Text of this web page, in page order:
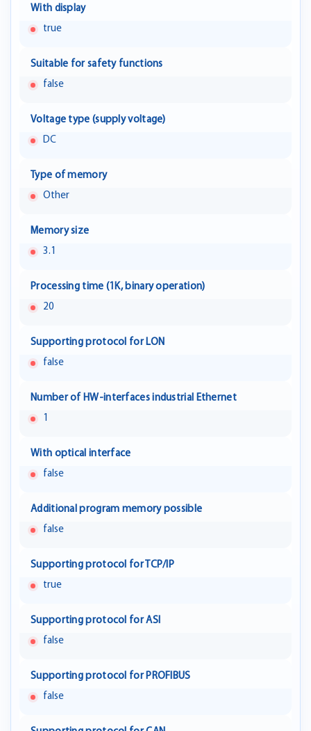
With display
true
Suitable for safety functions
false
Voltage type (supply voltage)
DC
Type of memory
Other
Memory size
3.1
Processing time (1K, binary operation)
20
Supporting protocol for LON
false
Number of HW-interfaces industrial Ethernet
1
With optical interface
false
Additional program memory possible
false
Supporting protocol for TCP/IP
true
Supporting protocol for ASI
false
Supporting protocol for PROFIBUS
false